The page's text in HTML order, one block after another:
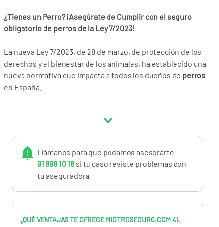
¿Tienes un Perro? ¡Asegúrate de Cumplir con el seguro
obligatorio de perros de la Ley 7/2023!
La nueva Ley 7/2023, de 28 de marzo, de protección de los
derechos y el bienestar de los animales, ha establecido una
nueva normativa que impacta a todos los dueños de perros
en España.
amigo es un Akita Inu o un Bóxer, desde ahora, como
propietario o tenedor del perro, estás obligado a contratar y
mantener unseguro de responsabilidad civil de perros por
daños a terceros. Esta cobertura debe extenderse también
a las personas encargadas de su cuidado y tener una cuantía
adecuada para cubrir posibles gastos derivados de
accidentes o imprevistos.
Llámanos para que podamos asesorarte
91 898 10 18 si tu caso reviste problemas con
tu aseguradora
¿QUÉ VENTAJAS TE OFRECE MIOTROSEGURO.COM AL